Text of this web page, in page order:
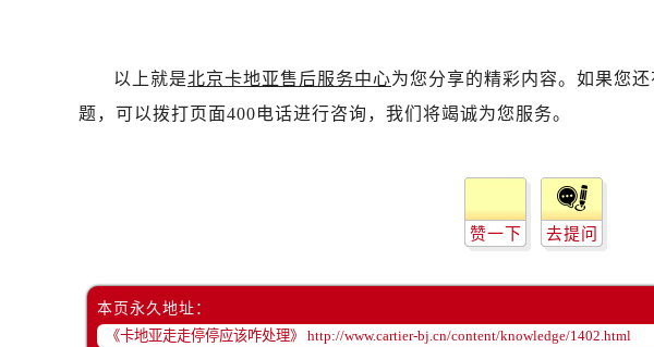
以上就是北京卡地亚售后服务中心为您分享的精彩内容。如果您
题，可以拨打页面400电话进行咨询，我们将竭诚为您服务。
赞一下 去提问
本页永久地址：